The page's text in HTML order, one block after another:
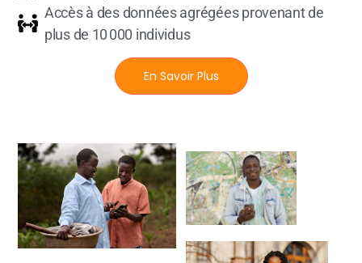
Accès à des données agrégées provenant de
plus de 10 000 individus
En Savoir Plus